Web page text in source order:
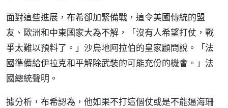
面對這些進展，布希卻加緊備戰，這令美國傳統的盟
友、歐洲和中東國家大為不解，「沒有人希望打仗，戰
爭太難以預料了。」沙烏地阿拉伯的皇家顧問說。「法
國準備給伊拉克和平解除武裝的可能充份的機會。」法
國總統聲明。
據分析，布希認為，他如果不打這個仗或是不能逼海珊